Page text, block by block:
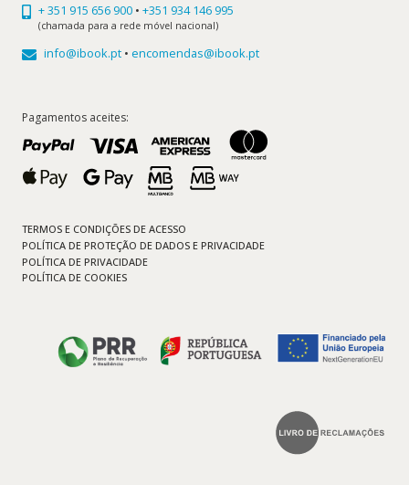
+ 351 915 656 900 • +351 934 146 995
(chamada para a rede móvel nacional)
info@ibook.pt • encomendas@ibook.pt
Pagamentos aceites:
TERMOS E CONDIÇÕES DE ACESSO
POLÍTICA DE PROTEÇÃO DE DADOS E PRIVACIDADE
POLÍTICA DE PRIVACIDADE
POLÍTICA DE COOKIES